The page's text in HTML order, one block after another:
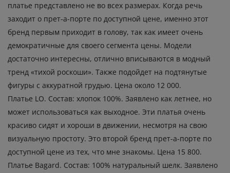
платье представлено не во всех размерах. Когда речь
заходит о прет-а-порте по доступной цене, именно этот
бренд первым приходит в голову, так как имеет очень
демократичные для своего сегмента цены. Модели
достаточно интересны, отлично вписываются в модный
тренд «тихой роскоши». Также подойдет на подтянутые
фигуры с аккуратной грудью. Цена около 12 000.
Платье LO. Состав: хлопок 100%. Заявлено как летнее, но
может использоваться как выходное. Эти платья очень
красиво сидят и хороши в движении, несмотря на свою
визуальную простоту. Это второй бренд прет-а-порте по
доступной цене из тех, что мне знакомы. Цена 15 800.
Платье Bagard. Состав: 100% натуральный шелк. Заявлено